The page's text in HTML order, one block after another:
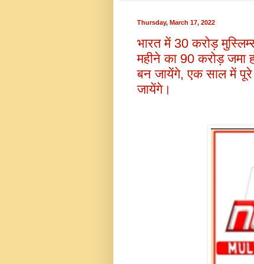
Thursday, March 17, 2022
भारत में 30 करोड़
महीने का 90 करोड़
बन जायेंगे, एक साल में
जायेंगे।